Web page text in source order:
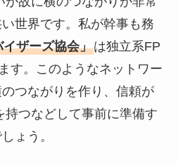
世界です。私が幹事も務
ザーズ協会」は独立系FP
す。このようなネットワー
つながりを作り、信頼が
持つなどして事前に準備す
ょう。